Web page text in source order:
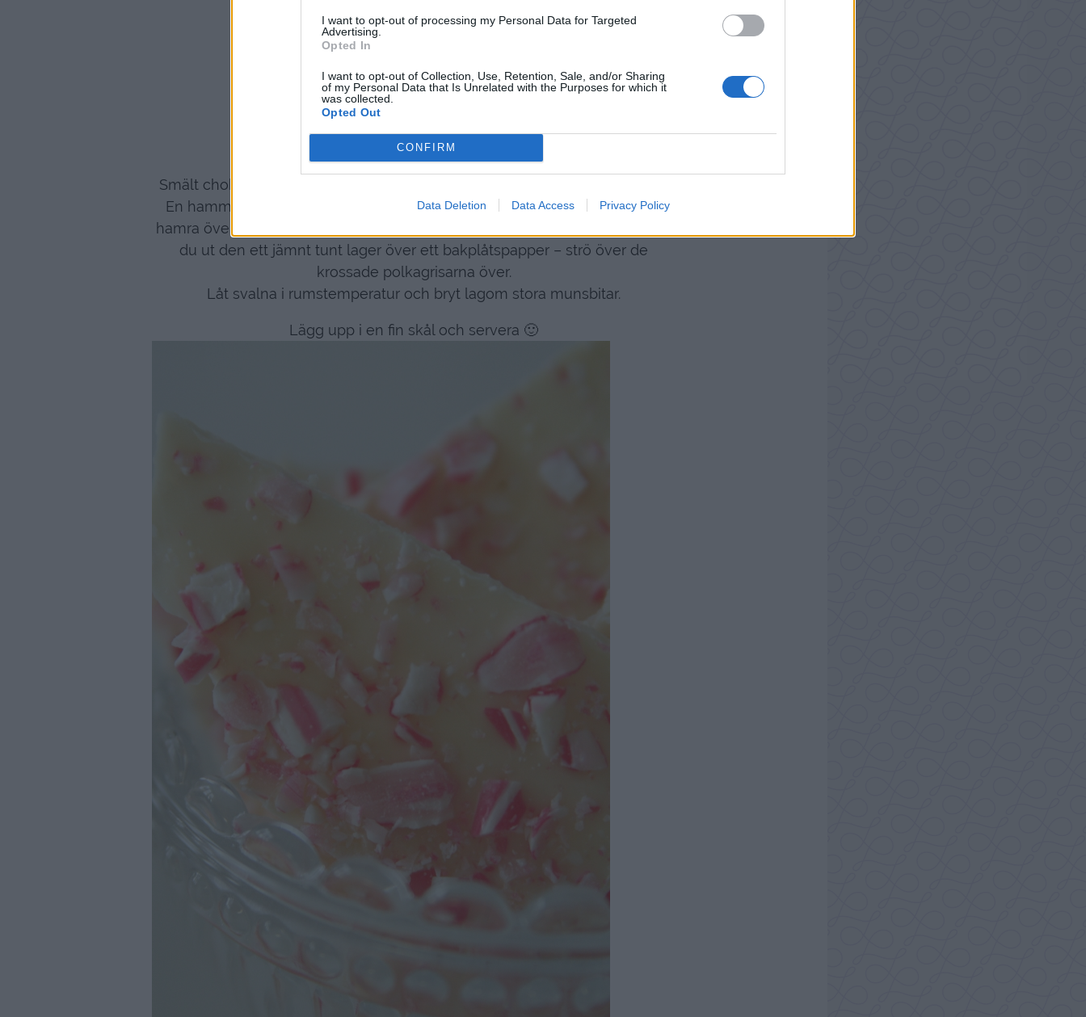
I want to opt-out of processing my Personal Data for Targeted
Advertising.
Opted In
I want to opt-out of Collection, Use, Retention, Sale, and/or Sharing
of my Personal Data that Is Unrelated with the Purposes for which it
was collected.
Opted Out
CONFIRM
Data Deletion Data Access Privacy Policy
Gör så här :
Smält chokladen över ett vattenbad. Under tiden krossar du polkagrisarna.
En hammare är toppen till detta, Låt polkagrisarna ligga kvar i påsen och
hamra över tills du får lagom stora bitar. När chokladen har smält så breder
du ut den ett jämnt tunt lager över ett bakplåtspapper – strö över de
krossade polkagrisarna över.
Låt svalna i rumstemperatur och bryt lagom stora munsbitar.
Lägg upp i en fin skål och servera 🙂